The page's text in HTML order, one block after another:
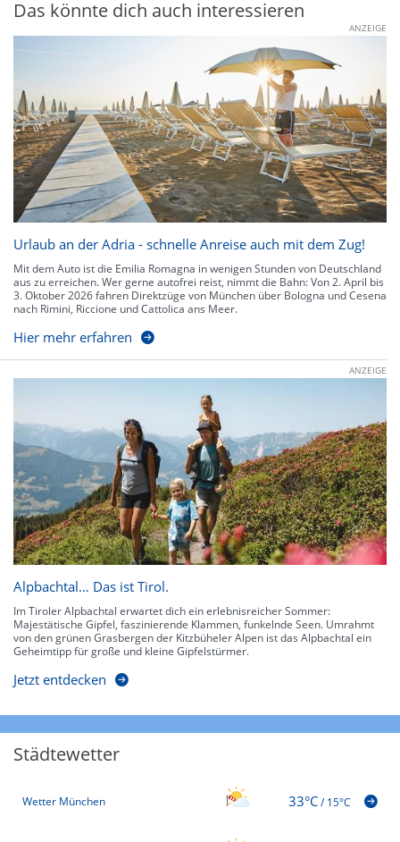
Das könnte dich auch interessieren
ANZEIGE
Urlaub an der Adria - schnelle Anreise auch mit dem Zug!
Mit dem Auto ist die Emilia Romagna in wenigen Stunden von Deutschland
aus zu erreichen. Wer gerne autofrei reist, nimmt die Bahn: Von 2. April bis
3. Oktober 2026 fahren Direktzüge von München über Bologna und Cesena
nach Rimini, Riccione und Cattolica ans Meer.
Hier mehr erfahren
ANZEIGE
Alpbachtal… Das ist Tirol.
Im Tiroler Alpbachtal erwartet dich ein erlebnisreicher Sommer:
Majestätische Gipfel, faszinierende Klammen, funkelnde Seen. Umrahmt
von den grünen Grasbergen der Kitzbüheler Alpen ist das Alpbachtal ein
Geheimtipp für große und kleine Gipfelstürmer.
Jetzt entdecken
Städtewetter
Wetter München 33°C/15°C